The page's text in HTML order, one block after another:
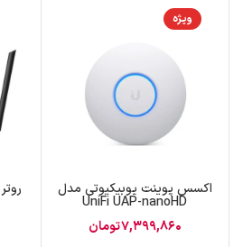
ویژه
اکسس پوینت یوبیکیوتی مدل
UniFi UAP-nanoHD
7,399,860تومان